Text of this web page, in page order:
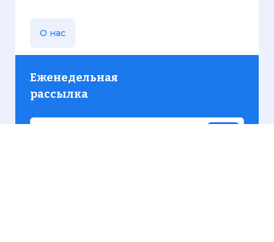
О нас
Еженедельная
рассылка